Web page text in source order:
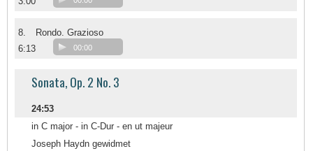
8.
Rondo. Grazioso
6:13
00:00
Sonata, Op. 2 No. 3
24:53
in C major - in C-Dur - en ut majeur
Joseph Haydn gewidmet